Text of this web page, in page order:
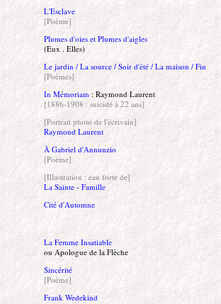
L'Esclave
[Poème]
Plumes d'oies et Plumes d'aigles
(Eux . Elles)
Le jardin / La source / Soir d'été / La maison / Fin
[Poèmes]
In Mémoriam: Raymond Laurent
[1886-1908 : suicidé à 22 ans]
[Portrait photo de l'écrivain]
Raymond Laurent
À Gabriel d'Annunzio
[Poème]
[Illustration : eau forte de]
La Sainte - Famille
Cité d'Automne
La Femme Insatiable
ou Apologue de la Flèche
Sincérité
[Poème]
Frank Wedekind